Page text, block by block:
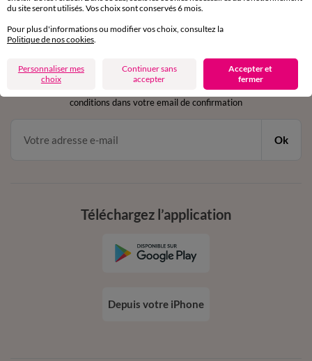
en vous inscrivant à la newsletter
conditions dans votre email de confirmation
Ok
Téléchargez l’application
Depuis votre iPhone
du site seront utilisés. Vos choix sont conservés 6 mois.
Pour plus d'informations ou modifier vos choix, consultez la
Politique de nos cookies
Personnaliser mes
choix
Continuer sans
accepter
Accepter et
fermer